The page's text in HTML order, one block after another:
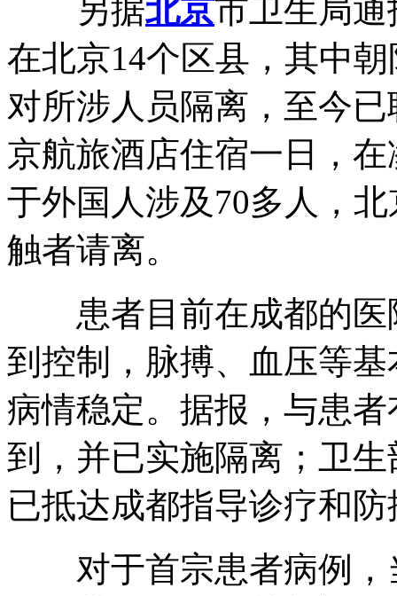
另据北京市卫生局
在北京14个区县，其中
对所涉人员隔离，至今
京航旅酒店住宿一日，
于外国人涉及70多人，
触者请离。
患者目前在成都的
到控制，脉搏、血压等
病情稳定。据报，与患
到，并已实施隔离；卫
已抵达成都指导诊疗和
对于首宗患者病例